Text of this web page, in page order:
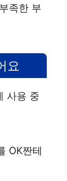
족한 부
요
사용 중
OK짠테